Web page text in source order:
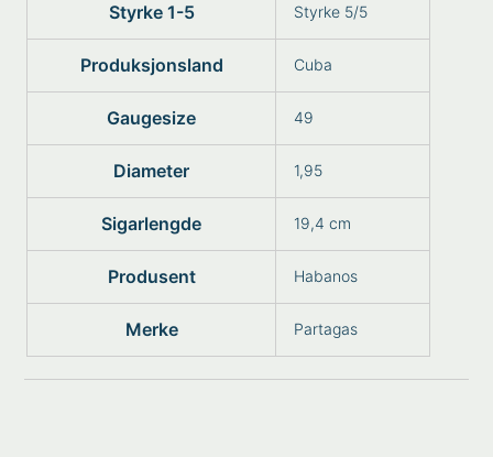
Styrke 1-5 Styrke 5/5
Produksjonsland Cuba
Gaugesize 49
Diameter 1,95
Sigarlengde 19,4 cm
Produsent Habanos
Merke Partagas